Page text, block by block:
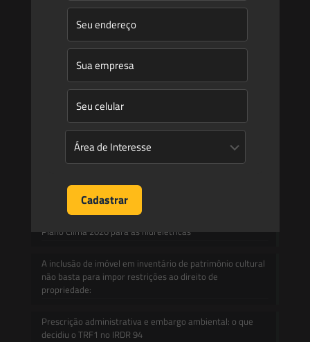
Artigos
Novidades Legislativas
Informativos
Mudanças climáticas, risco operacional e a relevância do
Plano Clima 2026 para as hidrelétricas
A inclusão de imóvel em inventário de patrimônio cultural
não basta para impor restrições ao direito de
propriedade:
Prescrição administrativa e embargo ambiental: o que
decidiu o TRF1 no IRDR 94